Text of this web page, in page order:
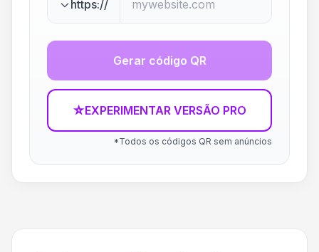
https://
Gerar código QR
☆EXPERIMENTAR VERSÃO PRO
*Todos os códigos QR sem anúncios